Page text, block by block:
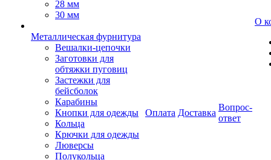
28 мм
30 мм
Металлическая фурнитура
Вешалки-цепочки
Заготовки для
обтяжки пуговиц
Застежки для
бейсболок
Карабины
Кнопки для одежды
Кольца
Крючки для одежды
Люверсы
Полукольца
Оплата Доставка
Вопрос-
ответ
О